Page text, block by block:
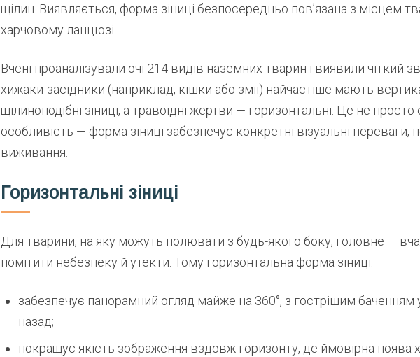
щілин. Виявляється, форма зіниці безпосередньо пов’язана з місцем
харчовому ланцюзі.
Вчені проаналізували очі 214 видів наземних тварин і виявили чіткий
хижаки-засідники (наприклад, кішки або змії) найчастіше мають
щілиноподібні зіниці, а травоїдні жертви — горизонтальні. Це не просто
особливість — форма зіниці забезпечує конкретні візуальні переваги,
виживання.
Горизонтальні зіниці
Для тварини, на яку можуть полювати з будь-якого боку, головне —
помітити небезпеку й утекти. Тому горизонтальна форма зіниці:
забезпечує панорамний огляд майже на 360°, з гострішим баченням
назад;
покращує якість зображення вздовж горизонту, де ймовірна поява